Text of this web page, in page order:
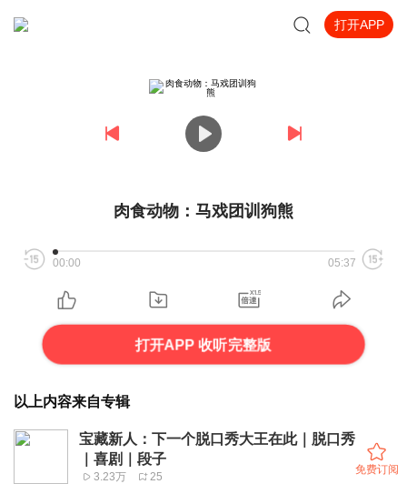
打开APP
肉食动物：马戏团训狗熊
00:00 05:37
打开APP 收听完整版
以上内容来自专辑
宝藏新人：下一个脱口秀大王在此｜脱口秀
｜喜剧｜段子
3.23万 25
免费订阅